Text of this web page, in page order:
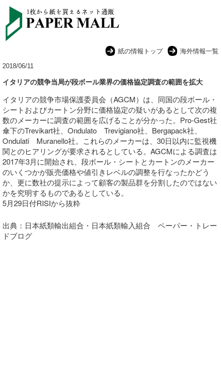
紙の情報トップ
海外情報一覧
2018/06/11
イタリアの競争当局が段ボール業界の価格協定調査の範囲を拡大
イタリアの競争市場保護委員会（AGCM）は、同国の段ボール・
シートおよびカートン分野に価格協定の疑いがあるとして次の複
数のメーカーに調査の範囲を広げることが分かった。Pro-Gest社
傘下のTrevikart社、Ondulato Trevigiano社、Bergapack社、
Ondulati Muranello社。これらのメーカーは、30日以内に監視機
関とのヒアリングが要求されるとしている。AGCMによる調査は
2017年3月に開始され、段ボール・シートとカートンのメーカー
のいくつかが販売価格や値引きレベルの調整を行なったかどう
か、更に数社の提示によって顧客の製品群を分割したのではない
かを究明するものであるとしている。
5月29日付RISIから抜粋
出典：日本紙類輸出組合・日本紙類輸入組合 ペーパー・トレー
ドブログ